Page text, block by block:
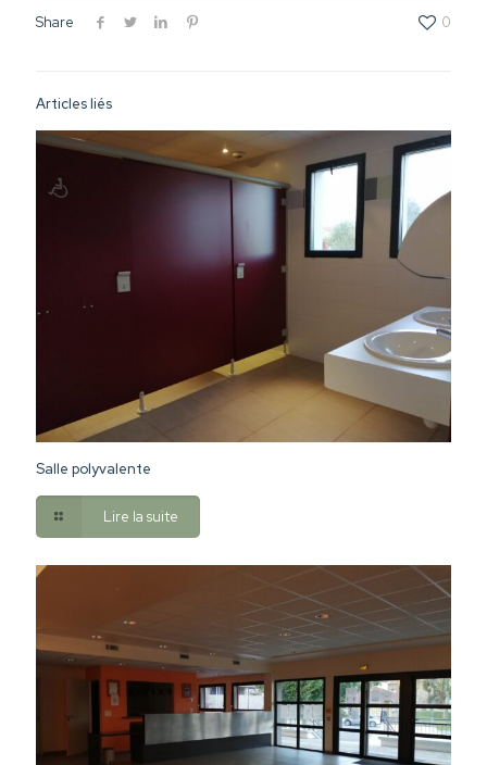
Share 0
Articles liés
Salle polyvalente
Lire la suite